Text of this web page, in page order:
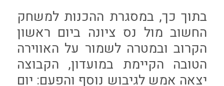
בתוך כך, במסגרת ההכנות למשחק
החשוב מול נס ציונה ביום ראשון
הקרוב ובמטרה לשמור על האווירה
הטובה הקיימת במועדון, הקבוצה
יצאה אמש לגיבוש נוסף והפעם: יום